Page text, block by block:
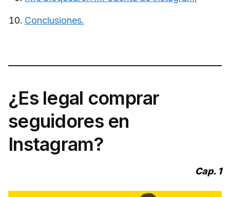
Conclusiones.
¿Es legal comprar
seguidores en
Instagram?
Cap. 1